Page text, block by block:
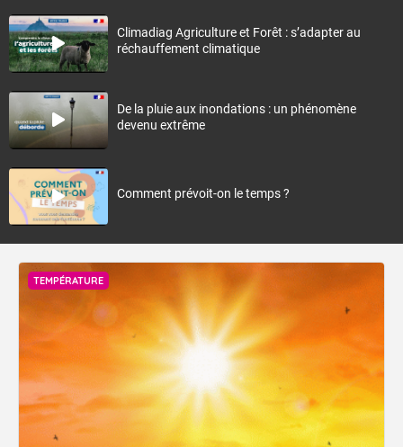
Climadiag Agriculture et Forêt : s’adapter au
réchauffement climatique
De la pluie aux inondations : un phénomène
devenu extrême
Comment prévoit-on le temps ?
TEMPÉRATURE